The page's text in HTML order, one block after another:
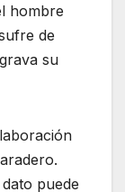
hombre
de
su
puede